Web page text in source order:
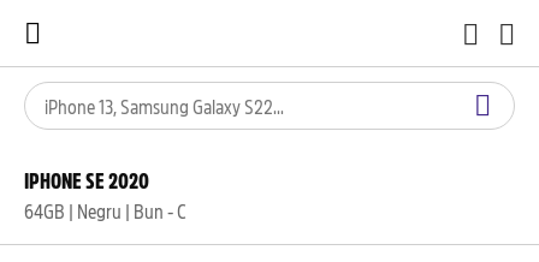
IPHONE SE 2020
64GB | Negru | Bun - C